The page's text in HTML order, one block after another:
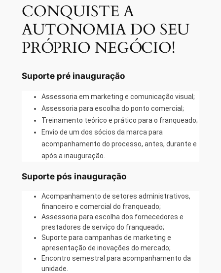
CONQUISTE A
AUTONOMIA DO SEU
PRÓPRIO NEGÓCIO!
Suporte pré inauguração
Assessoria em marketing e comunicação visual;
Assessoria para escolha do ponto comercial;
Treinamento teórico e prático para o franqueado;
Envio de um dos sócios da marca para
acompanhamento do processo, antes, durante e
após a inauguração.
Suporte pós inauguração
Acompanhamento de setores administrativos,
financeiro e comercial do franqueado;
Assessoria para escolha dos fornecedores e
prestadores de serviço do franqueado;
Suporte para campanhas de marketing e
apresentação de inovações do mercado;
Encontro semestral para acompanhamento da
unidade.